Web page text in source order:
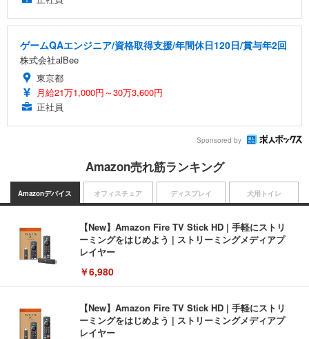
ゲームQAエンジニア/資格取得支援/年間休日120日/賞与年2回
株式会社alBee
東京都
月給21万1,000円～30万3,600円
正社員
Sponsored by
Amazon売れ筋ランキング
Amazonデバイス
【New】Amazon Fire TV Stick HD | 手軽にストリ
ーミングをはじめよう | ストリーミングメディアプ
レイヤー
￥6,980
【New】Amazon Fire TV Stick HD | 手軽にストリ
ーミングをはじめよう | ストリーミングメディアプ
レイヤー
オフィスチェア ディスプレイ 犬用トイレ